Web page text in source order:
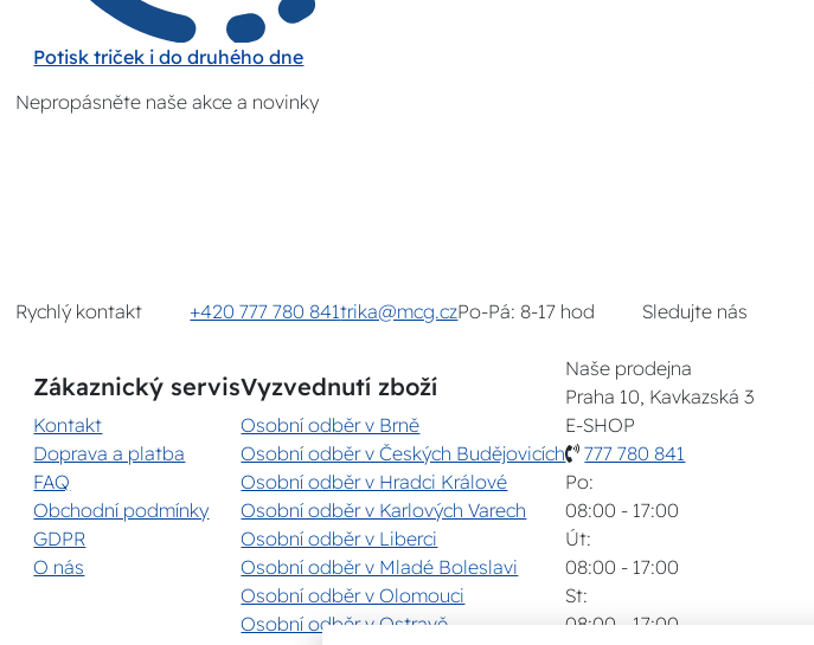
Potisk triček i do druhého dne
Nepropásněte naše akce a novinky
Rychlý kontakt +420 777 780 841trika@mcg.czPo-Pá: 8-17 hod Sledujte nás
Zákaznický servis
Kontakt
Doprava a platba
FAQ
Obchodní podmínky
GDPR
O nás
Vyzvednutí zboží
Osobní odběr v Brně
Osobní odběr v Českých Budějovicích
Osobní odběr v Hradci Králové
Osobní odběr v Karlových Varech
Osobní odběr v Liberci
Osobní odběr v Mladé Boleslavi
Osobní odběr v Olomouci
Osobní odběr v Ostravě
Naše prodejna
Praha 10, Kavkazská 3
E-SHOP
777 780 841
Po:
08:00 - 17:00
Út:
08:00 - 17:00
St:
08:00 - 17:00